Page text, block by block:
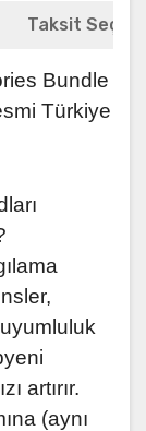
Taksit
Bundle
Türkiye
artırır.
(aynı